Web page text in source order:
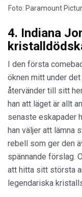
Foto: Paramount
4. Indiana
I den första
öknen mitt under
återvänder till sitt
han att läget är allt
senaste eskapader
han väljer att lämna
rebell som ger den
spännande förslag.
att hitta sitt största
legendariska